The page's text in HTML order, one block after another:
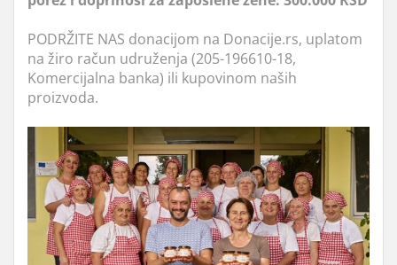
PODRŽITE NAS donacijom na Donacije.rs, uplatom
na žiro račun udruženja (205-196610-18,
Komercijalna banka) ili kupovinom naših
proizvoda.